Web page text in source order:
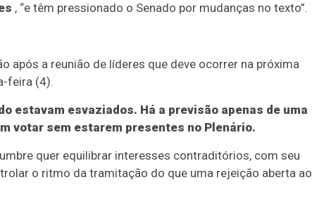
, “e têm pressionado o Senado por mudanças no texto”.
após a reunião de líderes que deve ocorrer na próxima
feira (4).
estavam esvaziados. Há a previsão apenas de uma
votar sem estarem presentes no Plenário.
quer equilibrar interesses contraditórios, com seu
o ritmo da tramitação do que uma rejeição aberta ao